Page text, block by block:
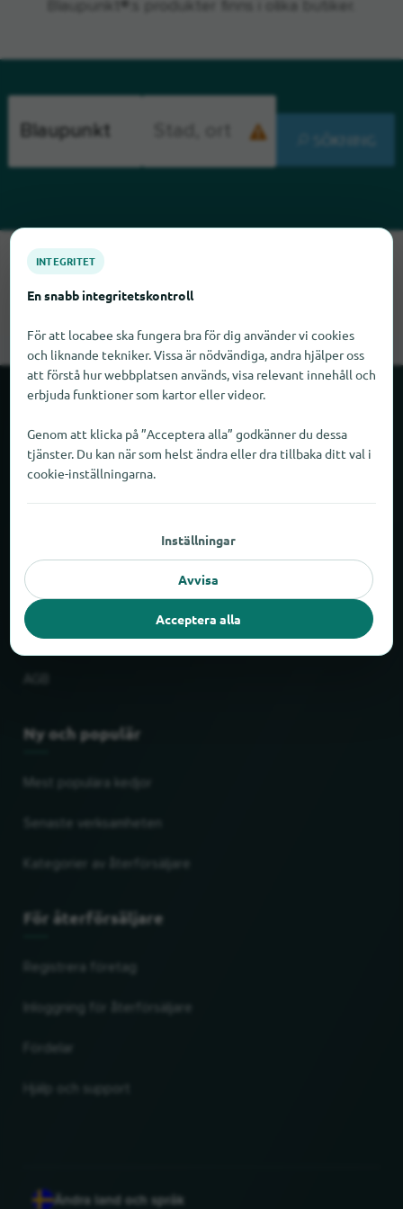
Blaupunkt®:s produkter finns i olika butiker.
SÖKNING
Tyvärr kan vi inte hitta Blaupunkt just nu. Om du vet var
Blaupunkt finns skulle vi bli glada om du meddelade oss det.
Om locabee
Fakta och siffror
Tryck
Skydd av personuppgifter
Ny och populär
Senaste verksamheten
Kategorier av återförsäljare
För återförsäljare
Inloggning för återförsäljare
Fördelar
Ändra land och språk
INTEGRITET
En snabb integritetskontroll
För att locabee ska fungera bra för dig använder vi cookies
och liknande tekniker. Vissa är nödvändiga, andra hjälper oss
att förstå hur webbplatsen används, visa relevant innehåll och
erbjuda funktioner som kartor eller videor.
Genom att klicka på ”Acceptera alla” godkänner du dessa
tjänster. Du kan när som helst ändra eller dra tillbaka ditt val i
cookie-inställningarna.
Inställningar
Avvisa
Acceptera alla